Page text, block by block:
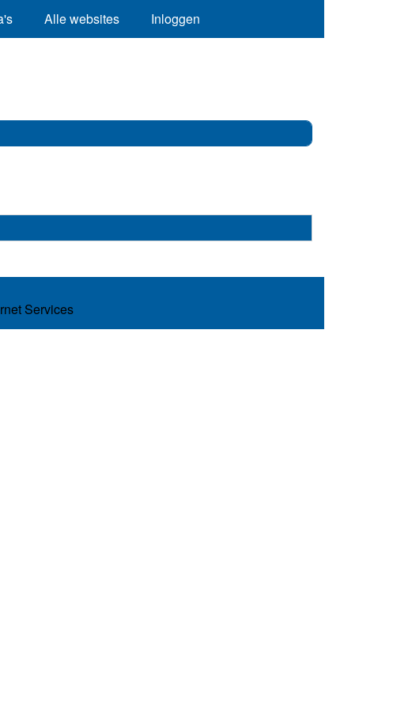
Alle websites Inloggen
Services